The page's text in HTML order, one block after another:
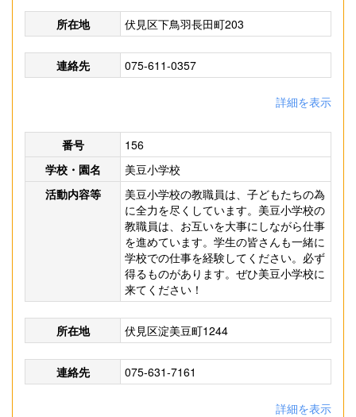
所在地 伏見区下鳥羽長田町203
連絡先 075-611-0357
詳細を表示
番号
156
学校・園名
美豆小学校
活動内容等
美豆小学校の教職員は、子どもたちの為
に全力を尽くしています。美豆小学校の
教職員は、お互いを大事にしながら仕事
を進めています。学生の皆さんも一緒に
学校での仕事を経験してください。必ず
得るものがあります。ぜひ美豆小学校に
来てください！
所在地 伏見区淀美豆町1244
連絡先 075-631-7161
詳細を表示